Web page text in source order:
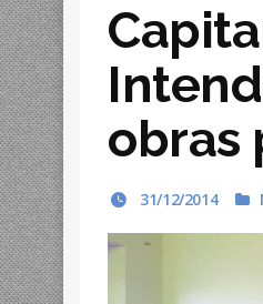
obras
31/12/2014